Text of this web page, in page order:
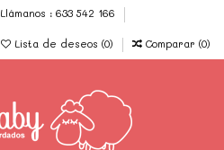
Llámanos : 633 542 166
Lista de deseos (0) Comparar (0)